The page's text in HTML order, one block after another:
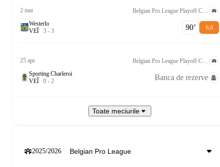
2 mai
Westerlo
VEÎ 3 - 3 90‎’‎ 6,6
25 apr.
Sporting Charleroi
VEÎ 0 - 2 Banca de rezerve
Toate meciurile
2025/2026